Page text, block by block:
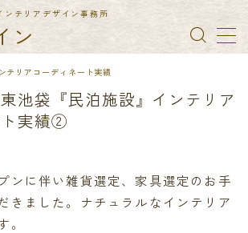
ン
ンテリアデザイン事務所
テリアコーディネート実績
池袋『民泊施設』インテリア
ト実績②
ンに伴い雑貨選定、家具選定のお手
きました。ナチュラルなインテリア
。